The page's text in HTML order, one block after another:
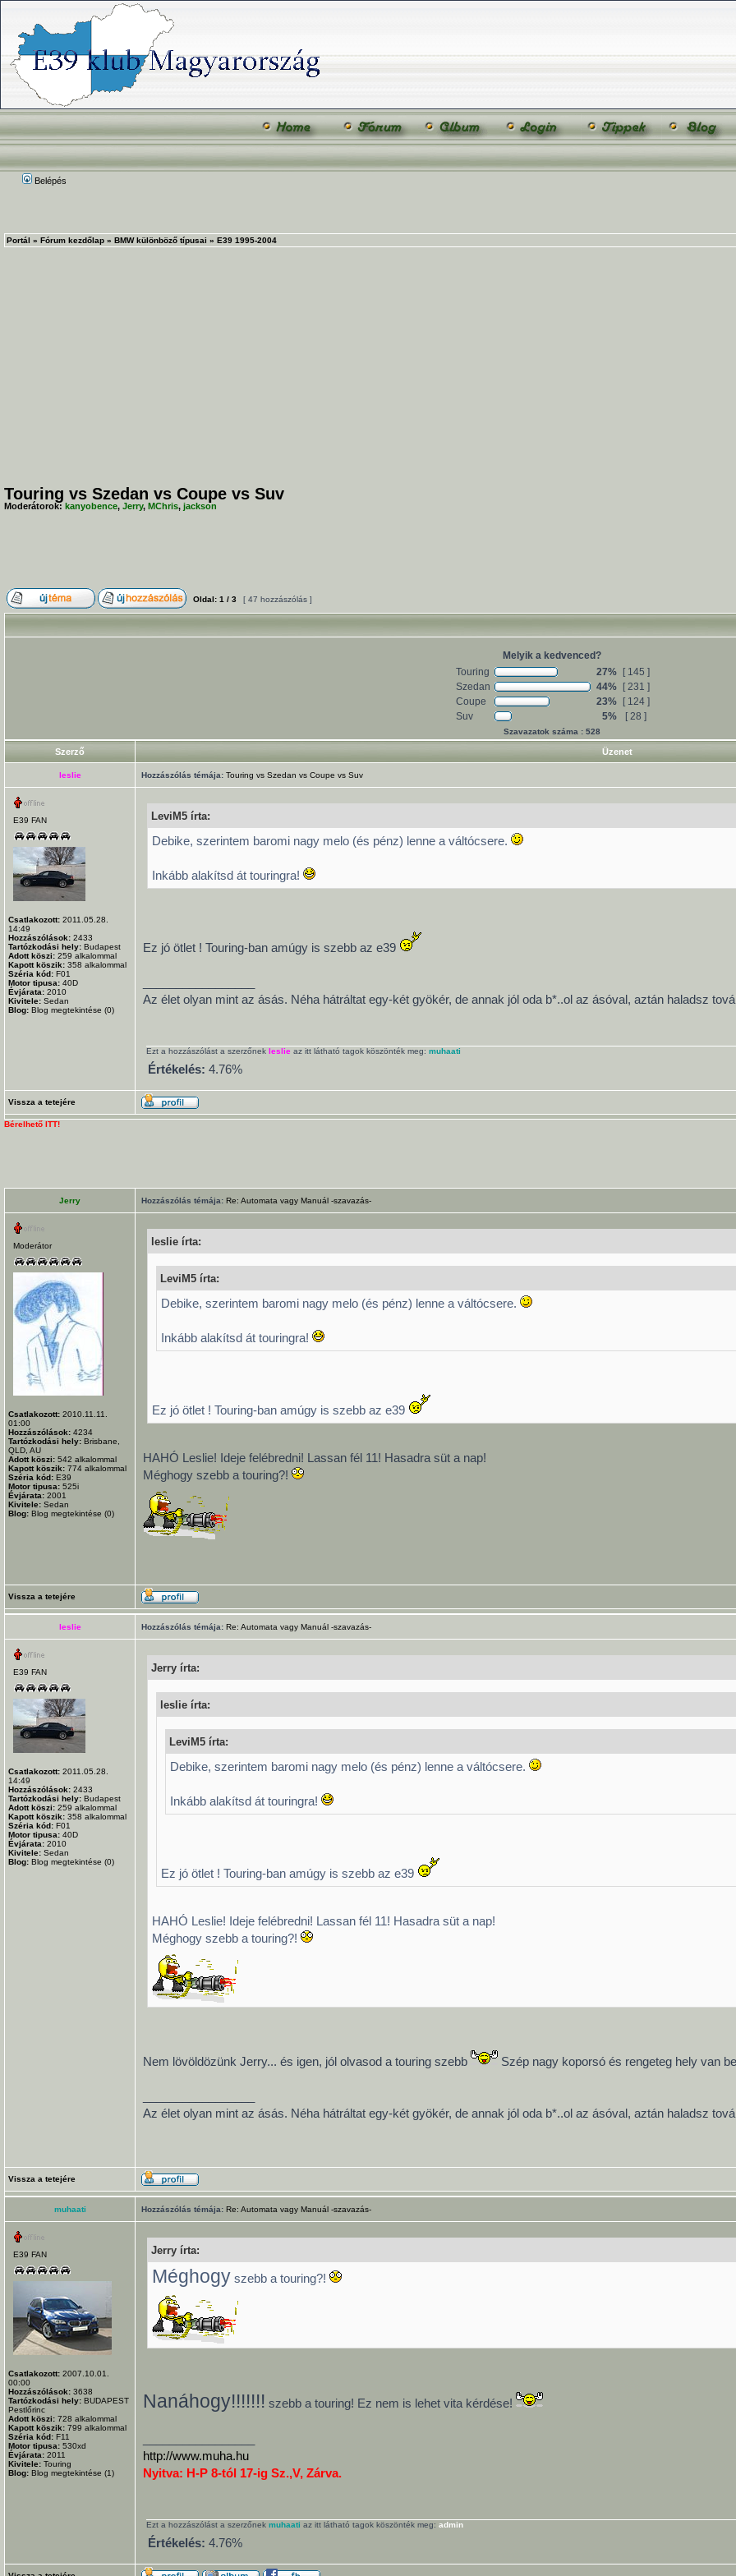
Belépés
Portál » Fórum kezdőlap » BMW különböző típusai » E39 1995-2004
Touring vs Szedan vs Coupe vs Suv
Moderátorok: kanyobence, Jerry, MChris, jackson
Oldal: 1 / 3 [ 47 hozzászólás ]
Melyik a kedvenced?
Touring
27%
[ 145 ]
Szedan
44%
[ 231 ]
Coupe
23%
[ 124 ]
Suv
5% [ 28 ]
Szavazatok száma : 528
Szerző Üzenet
leslie Hozzászólás témája: Touring vs Szedan vs Coupe vs Suv
E39 FAN
Csatlakozott: 2011.05.28.
14:49
Hozzászólások: 2433
Tartózkodási hely: Budapest
Adott köszi: 259 alkalommal
Kapott köszik: 358 alkalommal
Széria kód: F01
Motor tipusa: 40D
Évjárata: 2010
Kivitele: Sedan
Blog: Blog megtekintése (0)
LeviM5 írta:
Debike, szerintem baromi nagy melo (és pénz) lenne a váltócsere.
Inkább alakítsd át touringra!
Ez jó ötlet ! Touring-ban amúgy is szebb az e39
Az élet olyan mint az ásás. Néha hátráltat egy-két gyökér, de annak jól oda b*..ol az ásóval, aztán haladsz
Ezt a hozzászólást a szerzőnek leslie az itt látható tagok köszönték meg: muhaati
Értékelés: 4.76%
Vissza a tetejére
Bérelhető ITT!
Jerry Hozzászólás témája: Re: Automata vagy Manuál -szavazás-
Moderátor
Csatlakozott: 2010.11.11.
01:00
Hozzászólások: 4234
Tartózkodási hely: Brisbane,
QLD, AU
Adott köszi: 542 alkalommal
Kapott köszik: 774 alkalommal
Széria kód: E39
Motor tipusa: 525i
Évjárata: 2001
Kivitele: Sedan
Blog: Blog megtekintése (0)
leslie írta:
LeviM5 írta:
Debike, szerintem baromi nagy melo (és pénz) lenne a váltócsere.
Inkább alakítsd át touringra!
Ez jó ötlet ! Touring-ban amúgy is szebb az e39
HAHÓ Leslie! Ideje felébredni! Lassan fél 11! Hasadra süt a nap!
Méghogy szebb a touring?!
Vissza a tetejére
leslie Hozzászólás témája: Re: Automata vagy Manuál -szavazás-
E39 FAN
Csatlakozott: 2011.05.28.
14:49
Hozzászólások: 2433
Tartózkodási hely: Budapest
Adott köszi: 259 alkalommal
Kapott köszik: 358 alkalommal
Széria kód: F01
Motor tipusa: 40D
Évjárata: 2010
Kivitele: Sedan
Blog: Blog megtekintése (0)
Jerry írta:
leslie írta:
LeviM5 írta:
Debike, szerintem baromi nagy melo (és pénz) lenne a váltócsere.
Inkább alakítsd át touringra!
Ez jó ötlet ! Touring-ban amúgy is szebb az e39
HAHÓ Leslie! Ideje felébredni! Lassan fél 11! Hasadra süt a nap!
Méghogy szebb a touring?!
Nem lövöldözünk Jerry... és igen, jól olvasod a touring szebb Szép nagy koporsó és rengeteg hely van
Az élet olyan mint az ásás. Néha hátráltat egy-két gyökér, de annak jól oda b*..ol az ásóval, aztán haladsz
Vissza a tetejére
muhaati Hozzászólás témája: Re: Automata vagy Manuál -szavazás-
E39 FAN
Csatlakozott: 2007.10.01.
00:00
Hozzászólások: 3638
Tartózkodási hely: BUDAPEST
Pestlőrinc
Adott köszi: 728 alkalommal
Kapott köszik: 799 alkalommal
Széria kód: F11
Motor tipusa: 530xd
Évjárata: 2011
Kivitele: Touring
Blog: Blog megtekintése (1)
Jerry írta:
Méghogy szebb a touring?!
Nanáhogy!!!!!!! szebb a touring! Ez nem is lehet vita kérdése!
http://www.muha.hu
Nyitva: H-P 8-tól 17-ig Sz.,V, Zárva.
Ezt a hozzászólást a szerzőnek muhaati az itt látható tagok köszönték meg: admin
Értékelés: 4.76%